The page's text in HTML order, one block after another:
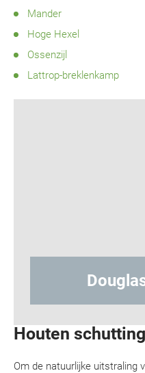
Mander
Hoge Hexel
Ossenzijl
Lattrop-breklenkamp
Houten
Om de natuurlijke uitstraling